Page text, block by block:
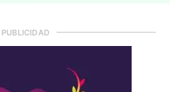
PUBLICIDAD